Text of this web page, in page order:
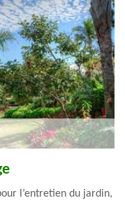
l’entretien du jardin,